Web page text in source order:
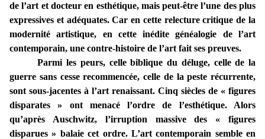
de l’art et docteur en esthétique, mais peut-être l’une des plus
expressives et adéquates. Car en cette relecture critique de la
modernité artistique, en cette inédite généalogie de l’art
contemporain, une contre-histoire de l’art fait ses preuves.
Parmi les peurs, celle biblique du déluge, celle de la
guerre sans cesse recommencée, celle de la peste récurrente,
sont sous-jacentes à l’art renaissant. Cinq siècles de « figures
disparates » ont menacé l’ordre de l’esthétique. Alors
qu’après Auschwitz, l’irruption massive des « figures
disparues » balaie cet ordre. L’art contemporain semble en